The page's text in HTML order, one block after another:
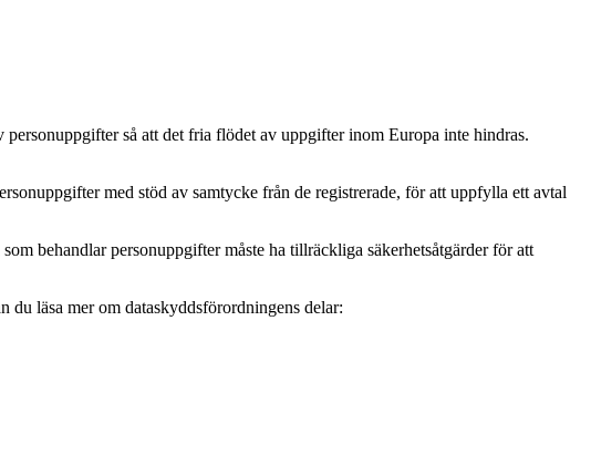
så att det fria flödet av uppgifter inom Europa inte hindras.
med stöd av samtycke från de registrerade, för att uppfylla ett avtal
behandlar personuppgifter måste ha tillräckliga säkerhetsåtgärder för att
läsa mer om dataskyddsförordningens delar: